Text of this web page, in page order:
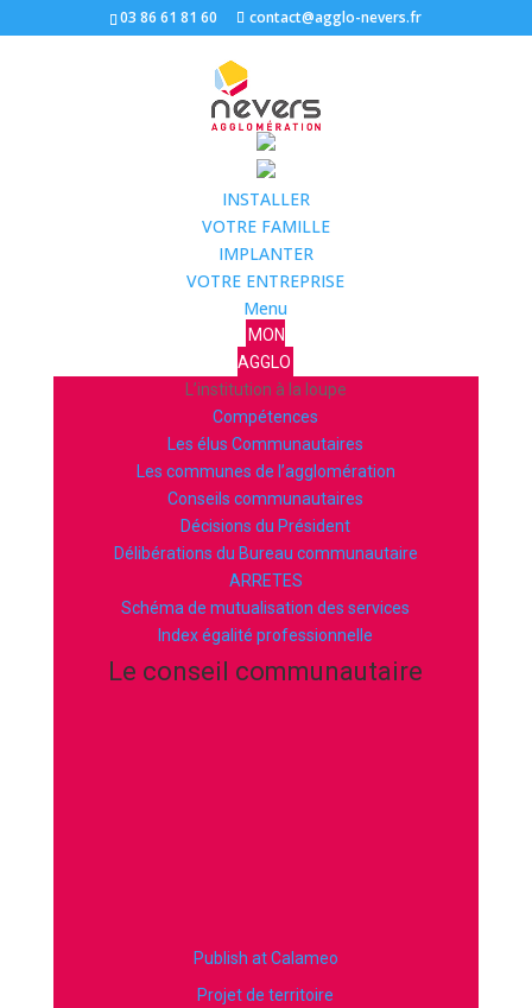
03 86 61 81 60 contact@agglo-nevers.fr
INSTALLER
VOTRE FAMILLE
IMPLANTER
VOTRE ENTREPRISE
Menu
MON
AGGLO
L’institution à la loupe
Compétences
Les élus Communautaires
Les communes de l’agglomération
Conseils communautaires
Décisions du Président
Délibérations du Bureau communautaire
ARRETES
Schéma de mutualisation des services
Index égalité professionnelle
Le conseil communautaire
Publish at Calameo
Projet de territoire